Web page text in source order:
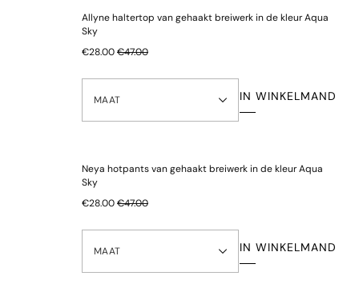
Allyne haltertop van gehaakt breiwerk in de kleur Aqua
Sky
€28.00€47.00
MAAT IN WINKELMAND
Neya hotpants van gehaakt breiwerk in de kleur Aqua
Sky
€28.00€47.00
MAAT IN WINKELMAND